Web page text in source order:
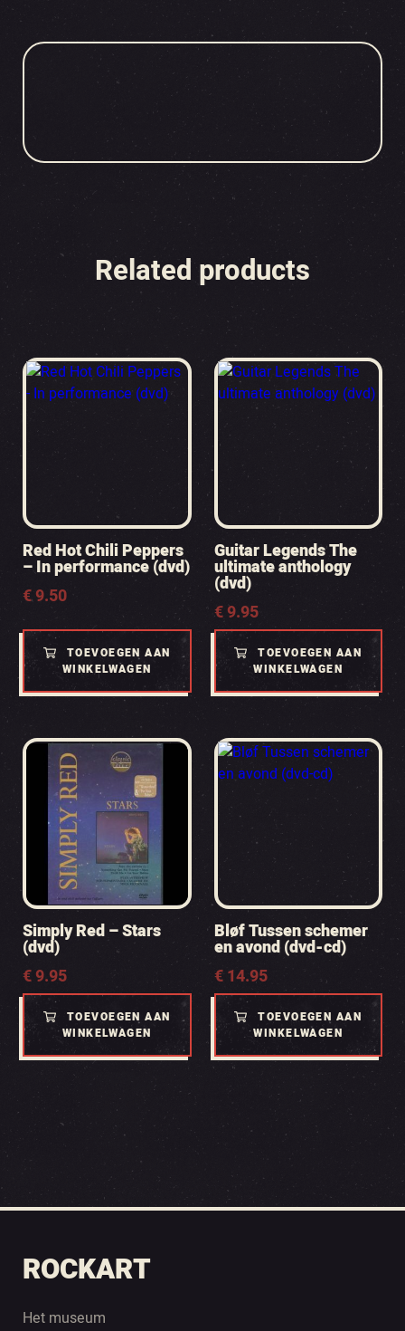
Related products
Red Hot Chili Peppers
– In performance (dvd)
€9.50
TOEVOEGEN AAN
WINKELWAGEN
Guitar Legends The
ultimate anthology
(dvd)
€9.95
TOEVOEGEN AAN
WINKELWAGEN
Simply Red – Stars
(dvd)
€9.95
TOEVOEGEN AAN
WINKELWAGEN
Bløf Tussen schemer
en avond (dvd-cd)
€14.95
TOEVOEGEN AAN
WINKELWAGEN
ROCKART
Het museum